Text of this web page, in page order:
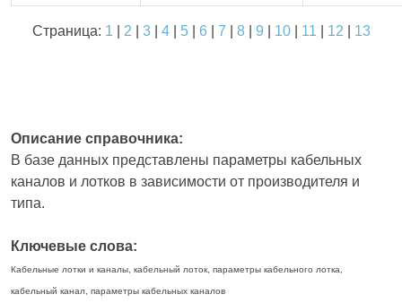
Страница: 1 2 3| 4| 5| 6 7 8| 9 10| 11 12 13
Описание справочника:
В базе данных представлены параметры кабельных
каналов и лотков в зависимости от производителя и
типа.
Ключевые слова:
Кабельные лотки и каналы, кабельный лоток, параметры кабельного лотка,
кабельный канал, параметры кабельных каналов